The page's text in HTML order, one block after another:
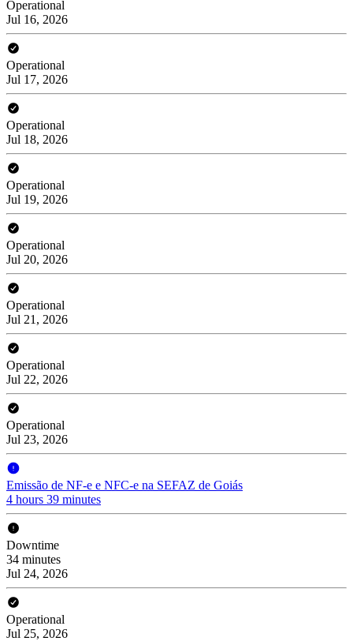
Operational
Jul 16, 2026
Operational
Jul 17, 2026
Operational
Jul 18, 2026
Operational
Jul 19, 2026
Operational
Jul 20, 2026
Operational
Jul 21, 2026
Operational
Jul 22, 2026
Operational
Jul 23, 2026
Emissão de NF-e e NFC-e na SEFAZ de Goiás
4 hours 39 minutes
Downtime
34 minutes
Jul 24, 2026
Operational
Jul 25, 2026